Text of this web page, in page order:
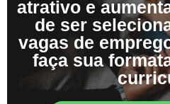
atrativo e
de ser
vagas de
faça sua